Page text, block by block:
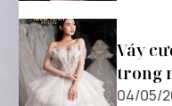
Váy
trong
04/05/